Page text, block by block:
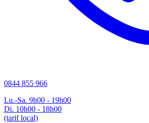
0844 855 966
Lu.-Sa. 9h00 - 19h00
Di. 10h00 - 18h00
(tarif local)